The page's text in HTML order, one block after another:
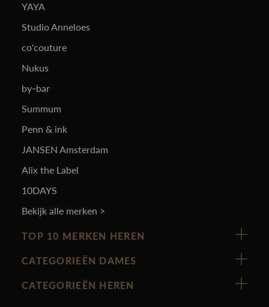
YAYA
Studio Anneloes
co'couture
Nukus
by-bar
Summum
Penn & ink
JANSEN Amsterdam
Alix the Label
10DAYS
Bekijk alle merken >
TOP 10 MERKEN HEREN
Vanguard
Cast Iron
CATEGORIEËN DAMES
Nieuw binnen
CATEGORIEËN HEREN